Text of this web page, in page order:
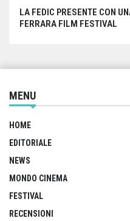
LA FEDIC PRESENTE CON
FERRARA FILM FESTIVAL
MENU
HOME
EDITORIALE
NEWS
MONDO CINEMA
FESTIVAL
RECENSIONI